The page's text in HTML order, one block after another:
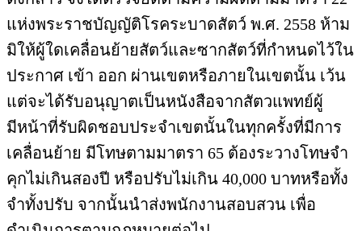
แห่งพระราชบัญญัติโรคระบาดสัตว์ พ.ศ. 2558 ห้าม
มิให้ผู้ใดเคลื่อนย้ายสัตว์และซากสัตว์ที่กำหนดไว้ใน
ประกาศ เข้า ออก ผ่านเขตหรือภายในเขตนั้น เว้น
แต่จะได้รับอนุญาตเป็นหนังสือจากสัตวแพทย์ผู้
มีหน้าที่รับผิดชอบประจำเขตนั้นในทุกครั้งที่มีการ
เคลื่อนย้าย มีโทษตามมาตรา 65 ต้องระวางโทษจำ
คุกไม่เกินสองปี หรือปรับไม่เกิน 40,000 บาทหรือทั้ง
จำทั้งปรับ จากนั้นนำส่งพนักงานสอบสวน เพื่อ